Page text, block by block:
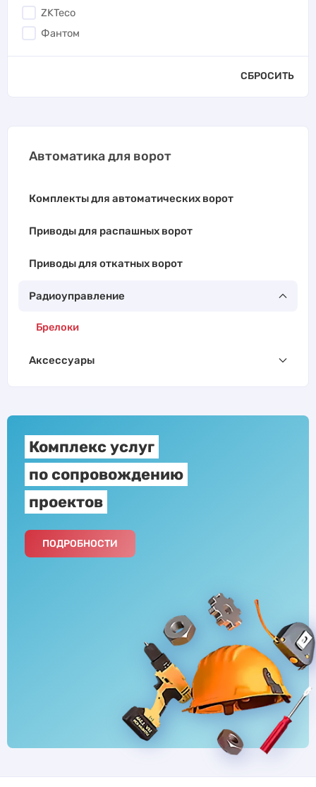
ZKTeco
Фантом
СБРОСИТЬ
Автоматика для ворот
Комплекты для автоматических ворот
Приводы для распашных ворот
Приводы для откатных ворот
Радиоуправление
Брелоки
Аксессуары
Комплекс услуг
по сопровождению
проектов
ПОДРОБНОСТИ